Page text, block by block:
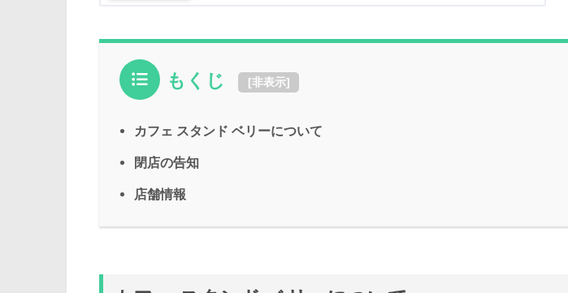
もくじ [非表示]
カフェ スタンド ベリーについて
閉店の告知
店舗情報